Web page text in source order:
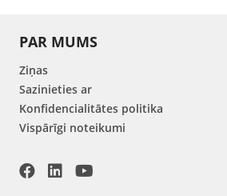
PAR MUMS
Ziņas
Sazinieties ar
Konfidencialitātes politika
Vispārīgi noteikumi